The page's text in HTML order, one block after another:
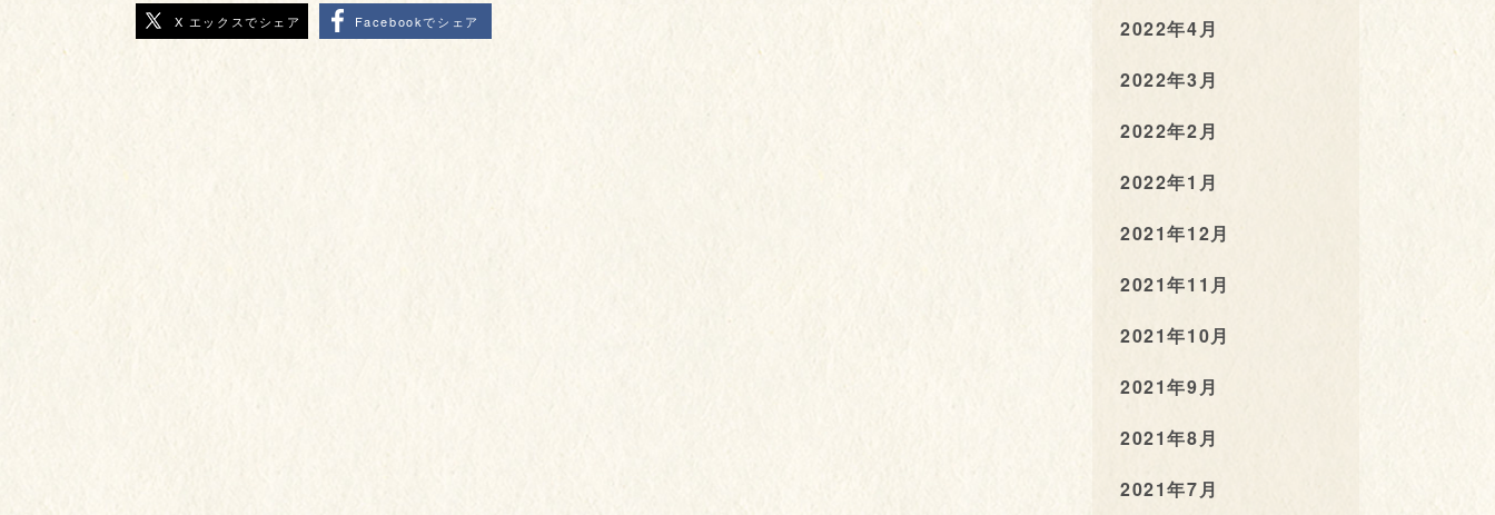
X エックスでシェア Facebookでシェア
2022年4月
2022年3月
2022年2月
2022年1月
2021年12月
2021年11月
2021年10月
2021年9月
2021年8月
2021年7月